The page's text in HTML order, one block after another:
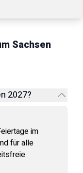
Sachsen
2027?
im
für alle